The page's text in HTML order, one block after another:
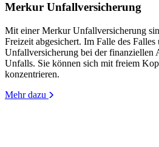
Merkur Unfallversicherung
Mit einer Merkur Unfallversicherung
Freizeit abgesichert. Im Falle des
Unfallversicherung bei der finanziellen
Unfalls. Sie können sich mit freiem
konzentrieren.
Mehr dazu